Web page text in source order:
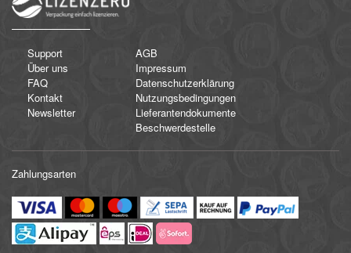
Support
Über uns
FAQ
Kontakt
Newsletter
AGB
Impressum
Datenschutzerklärung
Nutzungsbedingungen
Lieferantendokumente
Beschwerdestelle
Zahlungsarten